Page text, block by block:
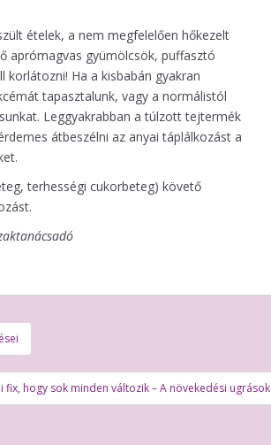
ételek, a nem megfelelően hőkezelt
aprómagvas gyümölcsök, puffasztó
Ha a kisbabán gyakran
tapasztalunk, vagy a normálistól
Leggyakrabban a túlzott tejtermék
átbeszélni az anyai táplálkozást a
terhességi cukorbeteg) követő
fix, hogy sok minden változik – A növekedési ugrások